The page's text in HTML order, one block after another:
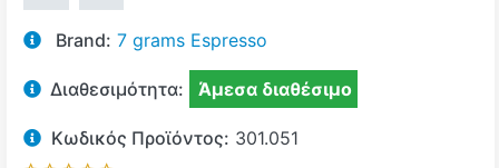
Brand: 7 grams Espresso
Διαθεσιμότητα: Άμεσα διαθέσιμο
Κωδικός Προϊόντος: 301.051